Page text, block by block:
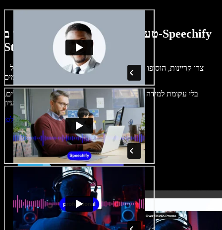
טעימה קטנה ממה שתוכלו ליצור ב-Speechify
Studio.
צרו קריינות, הוסיפו תמונות ללא זכויות, אודיו, סרטונים ושיבוט קול –
בלי עקומת למידה – הכול זמין בדפדפן. יוצרי תוכן כבר לא מוגבלים,
התחילו ליצור באולפן